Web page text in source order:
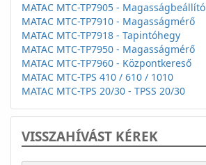
MATAC MTC-TP7905 - Magasságbeállító
MATAC MTC-TP7910 - Magasságmérő
MATAC MTC-TP7918 - Tapintóhegy
MATAC MTC-TP7950 - Magasságmérő
MATAC MTC-TP7960 - Központkereső
MATAC MTC-TPS 410 / 610 / 1010
MATAC MTC-TPS 20/30 - TPSS 20/30
VISSZAHÍVÁST KÉREK